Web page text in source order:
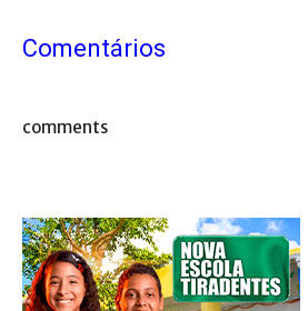
Comentários
comments